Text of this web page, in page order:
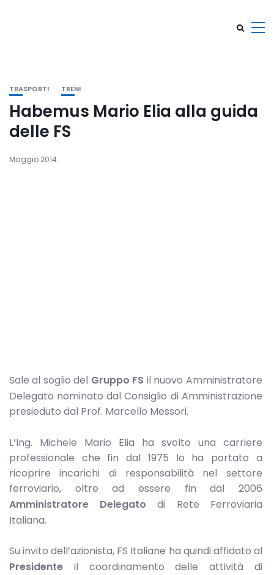
TRASPORTI TRENI
Habemus Mario Elia alla guida
delle FS
Maggio 2014
Sale al soglio del Gruppo FS il nuovo Amministratore
Delegato nominato dal Consiglio di Amministrazione
presieduto dal Prof. Marcello Messori.
L’Ing. Michele Mario Elia ha svolto una carriere
professionale che fin dal 1975 lo ha portato a
ricoprire incarichi di responsabilità nel settore
ferroviario, oltre ad essere fin dal 2006
Amministratore Delegato di Rete Ferroviaria
Italiana.
Su invito dell’azionista, FS Italiane ha quindi affidato al
Presidente il coordinamento delle attività di